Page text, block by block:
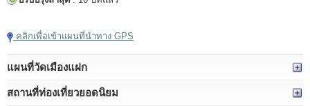
คลิกเพื่อเข้าแผนที่นำทาง GPS
แผนที่วัดเมืองแฝก
สถานที่ท่องเที่ยวยอดนิยม